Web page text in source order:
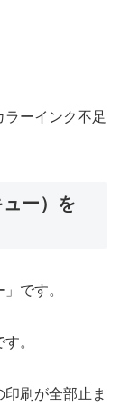
ーインク不足
ー）を
です。
。
刷が全部止ま